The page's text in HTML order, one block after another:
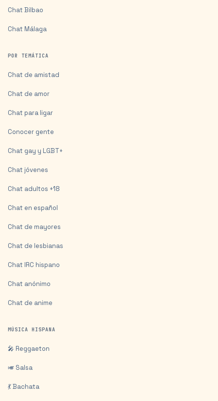
Chat Bilbao
Chat Málaga
POR TEMÁTICA
Chat de amistad
Chat de amor
Chat para ligar
Conocer gente
Chat gay y LGBT+
Chat jóvenes
Chat adultos +18
Chat en español
Chat de mayores
Chat de lesbianas
Chat IRC hispano
Chat anónimo
Chat de anime
MÚSICA HISPANA
🎤 Reggaeton
🎺 Salsa
💃 Bachata